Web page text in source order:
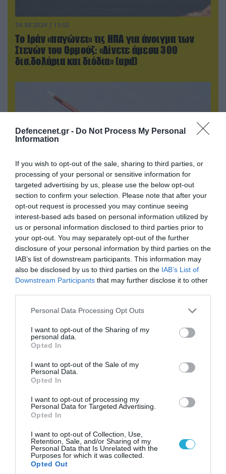
Defencenet.gr - Do Not Process My Personal
Information
If you wish to opt-out of the sale, sharing to third parties, or
processing of your personal or sensitive information for
targeted advertising by us, please use the below opt-out
section to confirm your selection. Please note that after your
opt-out request is processed you may continue seeing
interest-based ads based on personal information utilized by
us or personal information disclosed to third parties prior to
your opt-out. You may separately opt-out of the further
disclosure of your personal information by third parties on the
IAB’s list of downstream participants. This information may
also be disclosed by us to third parties on the IAB’s List of
Downstream Participants that may further disclose it to other
Please note that this website/app uses one or more Google
not limited to your visit or usage behaviour. You may click to
grant or deny consent to Google and its third-party tags to
use your data for below specified purposes in below Google
consent section.
Personal Data Processing Opt Outs
I want to opt-out of the Sharing of my
personal data.
Opted In
I want to opt-out of the Sale of my
Personal Data.
Opted In
I want to opt-out of processing my
Personal Data for Targeted Advertising.
Opted In
I want to opt-out of Collection, Use,
Retention, Sale, and/or Sharing of my
Personal Data that Is Unrelated with the
Purposes for which it was collected.
Opted Out
09.08.2026 | 13:02
Το Ιράν «παγώνει» τις ΗΠΑ για άνοιγμα των
Στενών του Ορμούζ: «Δίνετε άμεσα 300
δισ.δολάρια και διόδια» (upd)
09.08.2026 | 12:02
Οι Χούθι δοκιμάζουν της αμυντική συμμαχία
Τουρκίας-Σ.Αραβίας – Το παράδοξο των
ελληνικών Patriot στην περιοχή
ΠΟΛΙΤΙΚΗ
08.08.2026 | 09:02
«Η απόλυτη τραγωδία»: Η «αιχμηρή» ανάρτηση
του Αρκά για τα τατουάζ (φωτο)